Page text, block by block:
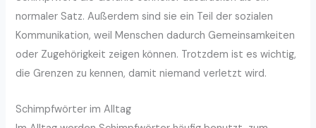
normaler Satz. Außerdem sind sie ein Teil der sozialen
Kommunikation, weil Menschen dadurch Gemeinsamkeiten
oder Zugehörigkeit zeigen können. Trotzdem ist es wichtig,
die Grenzen zu kennen, damit niemand verletzt wird.
Schimpfwörter im Alltag